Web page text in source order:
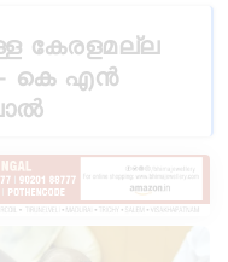
കേരളമല്ല
കെ എൻ